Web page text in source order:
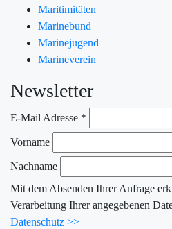
Maritimitäten
Marinebund
Marinejugend
Marineverein
Newsletter
E-Mail Adresse *
Vorname
Nachname
Mit dem Absenden Ihrer Anfrage
Verarbeitung Ihrer angegebenen
Datenschutz >>